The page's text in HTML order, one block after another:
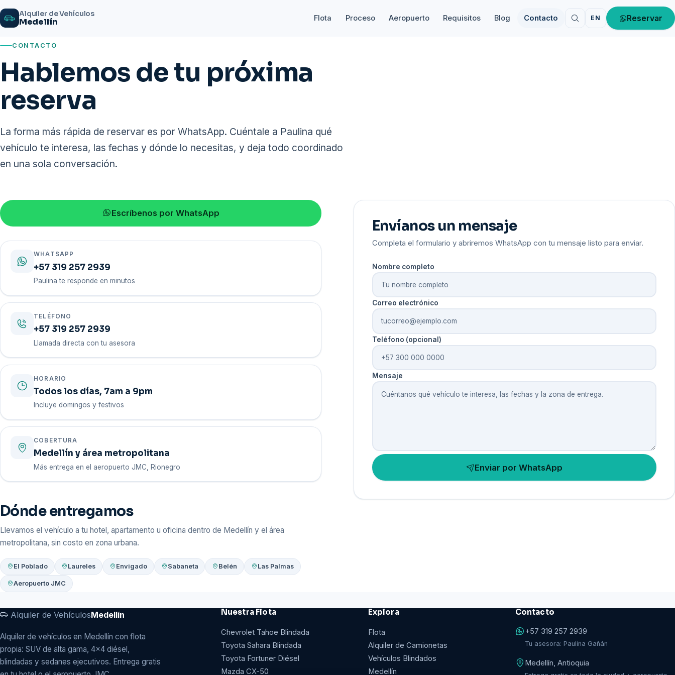
Alquiler de Vehículos
Medellín Flota Proceso Aeropuerto Requisitos Blog Contacto EN Reservar
CONTACTO
Hablemos de tu próxima
reserva
La forma más rápida de reservar es por WhatsApp. Cuéntale a Paulina qué
vehículo te interesa, las fechas y dónde lo necesitas, y deja todo coordinado
en una sola conversación.
Escríbenos por WhatsApp
WHATSAPP
+57 319 257 2939
Paulina te responde en minutos
TELÉFONO
+57 319 257 2939
Llamada directa con tu asesora
HORARIO
Todos los días, 7am a 9pm
Incluye domingos y festivos
COBERTURA
Medellín y área metropolitana
Más entrega en el aeropuerto JMC, Rionegro
Dónde entregamos
Llevamos el vehículo a tu hotel, apartamento u oficina dentro de Medellín y el área
metropolitana, sin costo en zona urbana.
El Poblado Laureles Envigado Sabaneta Belén Las Palmas
Aeropuerto JMC
Envíanos un mensaje
Completa el formulario y abriremos WhatsApp con tu mensaje listo para enviar.
Nombre completo
Correo electrónico
Teléfono (opcional)
Mensaje
Enviar por WhatsApp
Alquiler de VehículosMedellín
Alquiler de vehículos en Medellín con flota
propia: SUV de alta gama, 4x4 diésel,
blindadas y sedanes ejecutivos. Entrega gratis
Nuestra Flota
Chevrolet Tahoe Blindada
Toyota Sahara Blindada
Toyota Fortuner Diésel
Mazda CX-50
Explora
Flota
Alquiler de Camionetas
Vehículos Blindados
Medellín
Contacto
+57 319 257 2939
Tu asesora: Paulina Gañán
Medellín, Antioquia